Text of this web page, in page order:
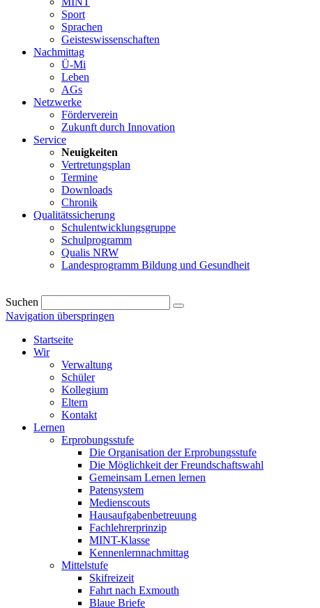
Sport
Sprachen
Geisteswissenschaften
Nachmittag
Ü-Mi
Leben
AGs
Netzwerke
Förderverein
Zukunft durch Innovation
Service
Neuigkeiten
Vertretungsplan
Termine
Downloads
Chronik
Qualitätssicherung
Schulentwicklungsgruppe
Schulprogramm
Qualis NRW
Landesprogramm Bildung und Gesundheit
Suchen
Navigation überspringen
Startseite
Wir
Verwaltung
Schüler
Kollegium
Eltern
Kontakt
Lernen
Erprobungsstufe
Die Organisation der Erprobungsstufe
Die Möglichkeit der Freundschaftswahl
Gemeinsam Lernen lernen
Patensystem
Medienscouts
Hausaufgabenbetreuung
Fachlehrerprinzip
MINT-Klasse
Kennenlernnachmittag
Mittelstufe
Skifreizeit
Fahrt nach Exmouth
Blaue Briefe